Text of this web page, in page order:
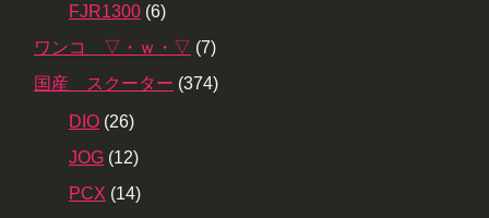
FJR1300 (6)
ワンコ ▽・ｗ・▽ (7)
国産 スクーター (374)
DIO (26)
JOG (12)
PCX (14)